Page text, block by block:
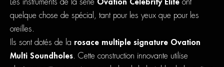
Les instruments de la série Ovation Celebrity Elite ont
quelque chose de spécial, tant pour les yeux que pour les
oreilles.
Ils sont dotés de la rosace multiple signature Ovation
Multi Soundholes . Cette construction innovante utilise